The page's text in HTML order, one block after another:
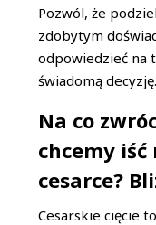
Pozwól, że
zdobytym
odpowiedzieć na
świadomą decyzję.
Na co
chcemy
cesarce?
Cesarskie cięcie